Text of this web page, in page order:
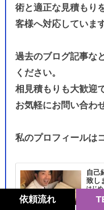
術と適正な見積もり
客様へ対応しています
過去のブログ記事な
ください。
相見積もりも大歓迎
お気軽にお問い合わ
私のプロフィールは
自己
致し
はじめ
の江
「な
依頼流れ